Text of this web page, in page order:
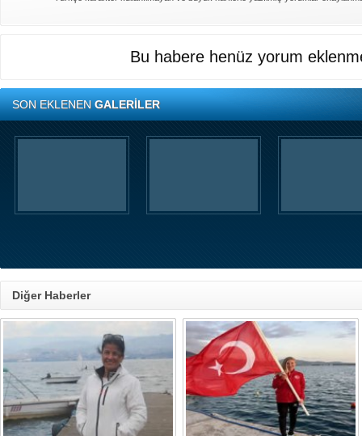
Bu habere henüz yorum
SON EKLENENGALERİLER
Diğer Haberler